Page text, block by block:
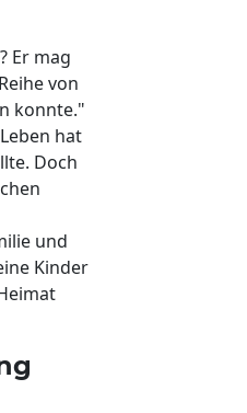
Er mag
von
konnte."
hat
Doch
und
Kinder